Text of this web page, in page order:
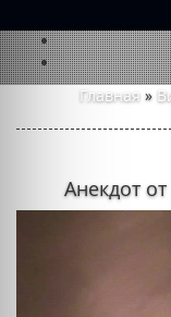
Главная »
Анекдот